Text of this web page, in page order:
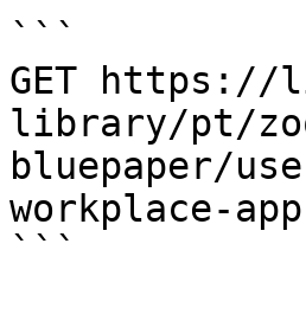
```
GET https://
library/pt/
bluepaper/
workplace-
```